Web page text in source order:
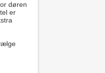
døren
er